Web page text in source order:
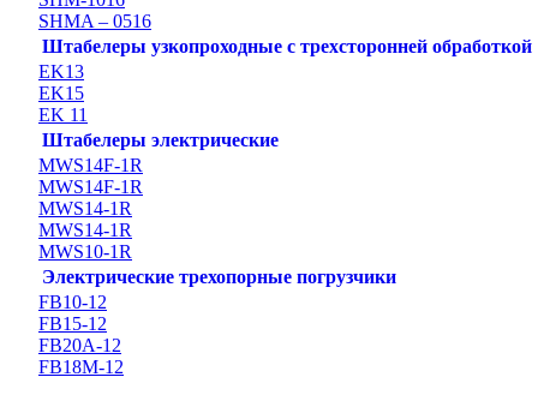
SHMA – 0516
Штабелеры узкопроходные с трехсторонней обработкой
EK13
EK15
EK 11
Штабелеры электрические
MWS14F-1R
MWS14F-1R
MWS14-1R
MWS14-1R
MWS10-1R
Электрические трехопорные погрузчики
FB10-12
FB15-12
FB20А-12
FB18M-12